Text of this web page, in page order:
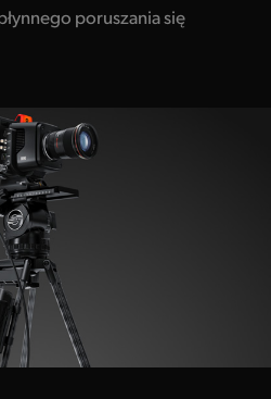
poruszania się